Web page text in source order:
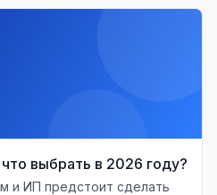
выбрать в 2026 году?
и ИП предстоит сделать